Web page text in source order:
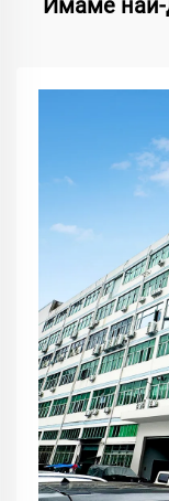
Имаме най-